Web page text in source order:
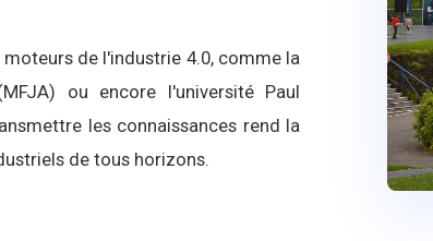
de l'industrie 4.0, comme la
ou encore l'université Paul
les connaissances rend la
de tous horizons.